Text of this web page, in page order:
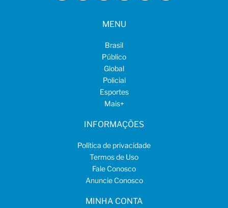
MENU
Brasil
Público
Global
Policial
Esportes
Mais+
INFORMAÇÕES
Política de privacidade
Termos de Uso
Fale Conosco
Anuncie Conosco
MINHA CONTA